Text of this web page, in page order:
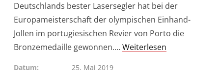
Deutschlands bester Lasersegler hat bei der
Europameisterschaft der olympischen Einhand-
Jollen im portugiesischen Revier von Porto die
Bronzemedaille gewonnen.…Weiterlesen
Datum 25. Mai 2019